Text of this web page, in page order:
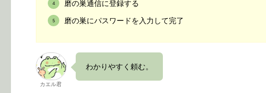
磨の巣通信に登録する
磨の巣にパスワードを入力して完了
カエル君
わかりやすく頼む。